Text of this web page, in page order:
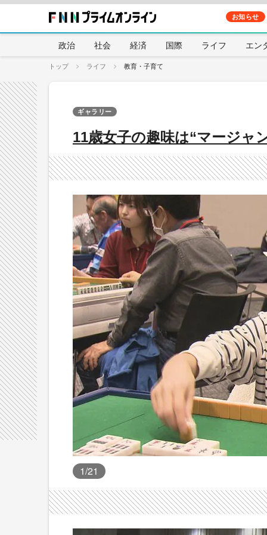
お知らせ
政治 社会 経済 国際 ライフ エン
トップ ライフ 教育・子育て
11歳女子の趣味は“マージャ
ギャラリー
1/21